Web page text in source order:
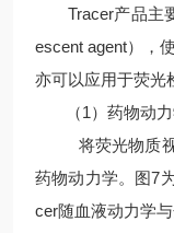
Tracer产品主要
escent agent），
亦可以应用于荧光
（1）药物动力
将荧光物质视
药物动力学。图7
cer随血液动力学与